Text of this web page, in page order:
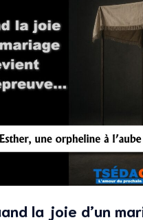
la joie d’un